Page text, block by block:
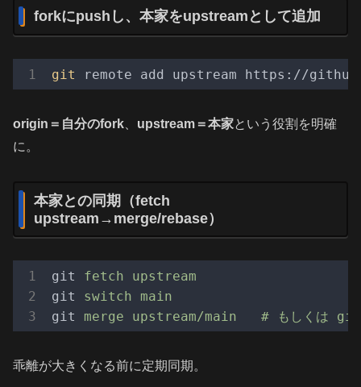
forkにpushし、本家をupstreamとして追加
git
origin＝自分のfork upstream＝本家という役割を明確
に。
本家との同期（fetch
upstream→merge/rebase）
git
fetch upstream
git
switch main
git
merge upstream/main   # もしくは
乖離が大きくなる前に定期同期。